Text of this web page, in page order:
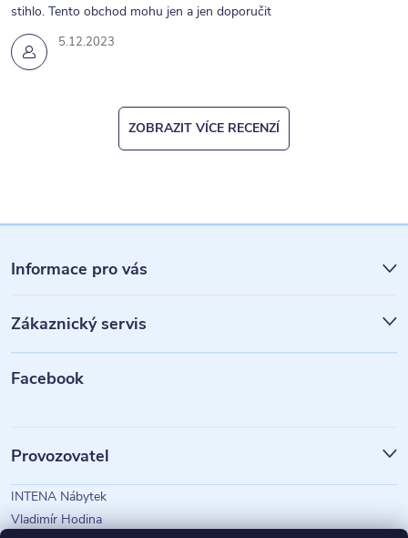
5.12.2023
stihlo. Tento obchod mohu jen a jen doporučit
ZOBRAZIT VÍCE RECENZÍ
á
p
a
Informace pro vás
Zákaznický servis
Facebook
Provozovatel
INTENA Nábytek
Vladimír Hodina